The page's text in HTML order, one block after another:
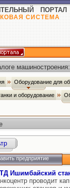
ПОРТАЛ
СИСТЕМА
машиностроения:
Оборудование для
и оборудование
предприятие
Ишимбайский
проводит